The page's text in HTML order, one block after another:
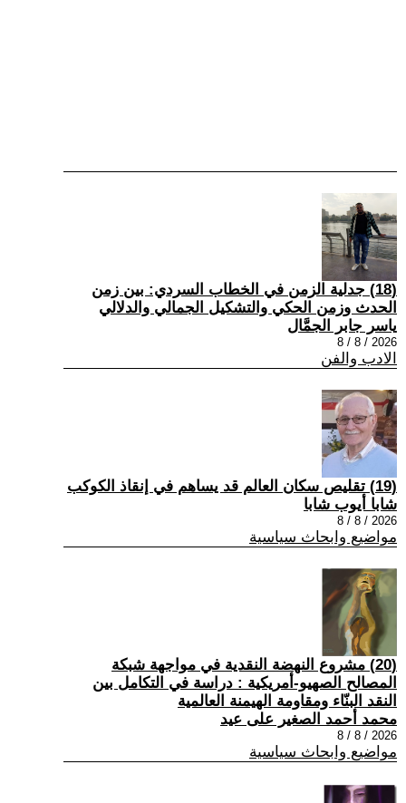
(18) جدلية الزمن في الخطاب السردي: بين زمن
الحدث وزمن الحكي والتشكيل الجمالي والدلالي
ياسر جابر الجمَّال
2026 / 8 / 8
الادب والفن
(19) تقليص سكان العالم قد يساهم في إنقاذ الكوكب
شابا أيوب شابا
2026 / 8 / 8
مواضيع وابحاث سياسية
(20) مشروع النهضة النقدية في مواجهة شبكة
المصالح الصهيو-أمريكية : دراسة في التكامل بين
النقد البنّاء ومقاومة الهيمنة العالمية
محمد أحمد الصغير على عيد
2026 / 8 / 8
مواضيع وابحاث سياسية